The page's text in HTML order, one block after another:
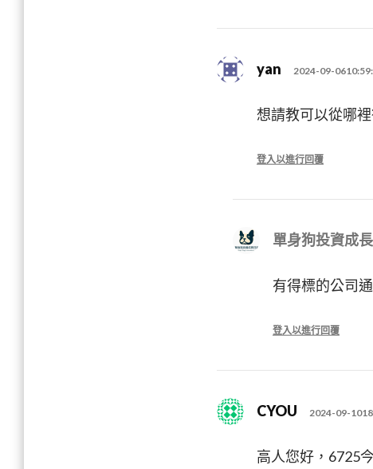
yan 2024-09-
想請教可以從哪
登入以進行回覆
單身狗投資成
有得標的公司
登入以進行回覆
CYOU 2024-09-
高人您好，6725